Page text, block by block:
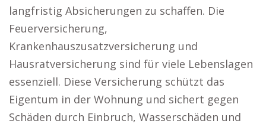
langfristig Absicherungen zu schaffen. Die
Feuerversicherung,
Krankenhauszusatzversicherung und
Hausratversicherung sind für viele Lebenslagen
essenziell. Diese Versicherung schützt das
Eigentum in der Wohnung und sichert gegen
Schäden durch Einbruch, Wasserschäden und